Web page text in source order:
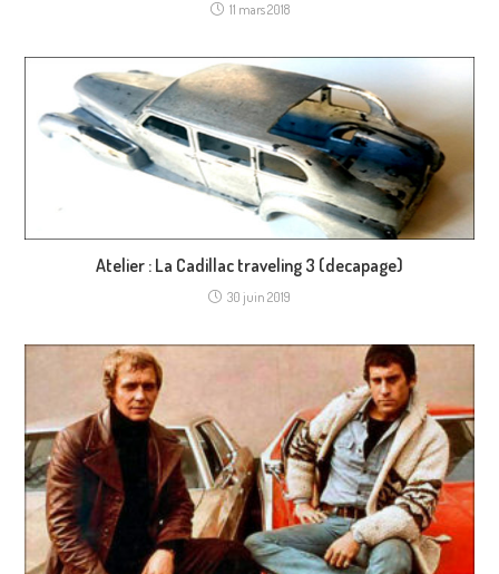
11 mars 2018
Atelier : La Cadillac traveling 3 (decapage)
30 juin 2019